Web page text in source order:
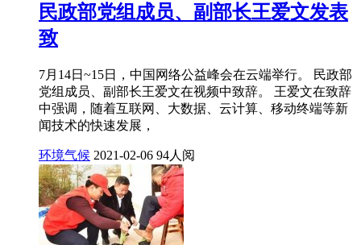
民政部党组成员、副部长王爱文发表
致
7月14日~15日，中国网络公益峰会在云端举行。 民政部
党组成员、副部长王爱文在视频中致辞。 王爱文在致辞
中强调，随着互联网、大数据、云计算、移动终端等新
闻技术的快速发展，
环境气候 2021-02-06 94人阅